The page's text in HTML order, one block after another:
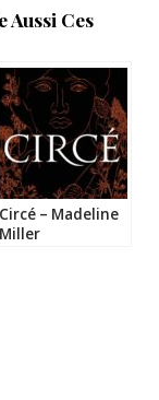
Aussi Ces
Circé – Madeline
Miller